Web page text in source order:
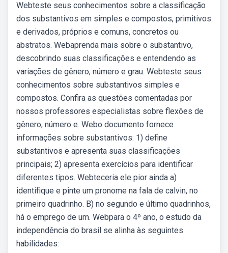
Webteste seus conhecimentos sobre a classificação
dos substantivos em simples e compostos, primitivos
e derivados, próprios e comuns, concretos ou
abstratos. Webaprenda mais sobre o substantivo,
descobrindo suas classificações e entendendo as
variações de gênero, número e grau. Webteste seus
conhecimentos sobre substantivos simples e
compostos. Confira as questões comentadas por
nossos professores especialistas sobre flexões de
gênero, número e. Webo documento fornece
informações sobre substantivos: 1) define
substantivos e apresenta suas classificações
principais; 2) apresenta exercícios para identificar
diferentes tipos. Webteceria ele pior ainda a)
identifique e pinte um pronome na fala de calvin, no
primeiro quadrinho. B) no segundo e último quadrinhos,
há o emprego de um. Webpara o 4º ano, o estudo da
independência do brasil se alinha às seguintes
habilidades: